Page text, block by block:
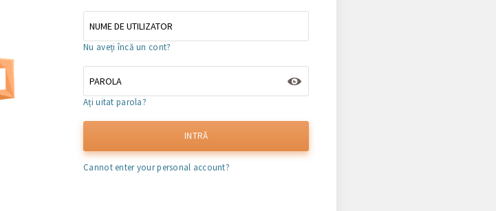
Nu aveți încă un cont?
Ați uitat parola?
INTRĂ
Cannot enter your personal account?